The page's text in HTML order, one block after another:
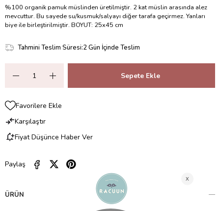
%100 organik pamuk müslinden üretilmiştir. 2 kat müslin arasında alez
mevcuttur. Bu sayede su/kusmuk/salyayı diğer tarafa geçirmez. Yanları
biye ile birleştirilmiştir. BOYUT: 25x45 cm
Tahmini Teslim Süresi:2 Gün İçinde Teslim
Favorilere Ekle
Karşılaştır
Fiyat Düşünce Haber Ver
Paylaş
ÜRÜN ÖZELLIKLERI